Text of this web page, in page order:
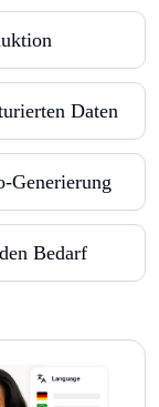
Daten
Generierung
Bedarf